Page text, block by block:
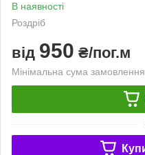
В наявності
Роздріб
від 950 ₴/пог.м
Мінімальна сума